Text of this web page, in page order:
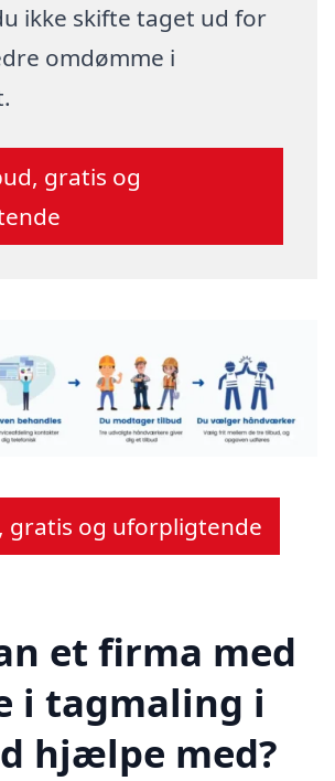
ikke skifte taget ud for
omdømme i
gratis og
gratis og uforpligtende
et firma med
i tagmaling i
hjælpe med?